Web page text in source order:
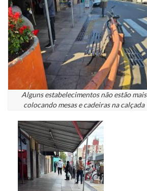
Alguns estabelecimentos não estão mais
colocando mesas e cadeiras na calçada